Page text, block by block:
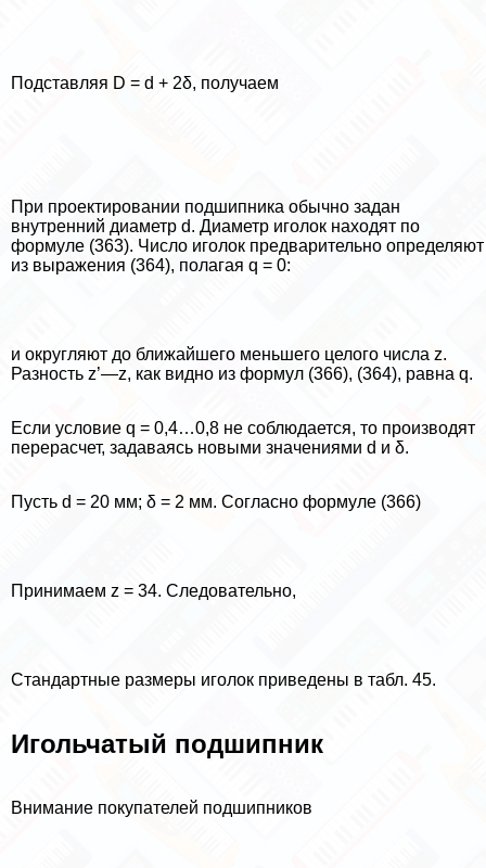
Подставляя D = d + 2δ, получаем
При проектировании подшипника обычно задан
внутренний диаметр d. Диаметр иголок находят по
формуле (363). Число иголок предварительно определяют
из выражения (364), полагая q = 0:
и округляют до ближайшего меньшего целого числа z.
Разность z’—z, как видно из формул (366), (364), равна q.
Если условие q = 0,4…0,8 не соблюдается, то производят
перерасчет, задаваясь новыми значениями d и δ.
Пусть d = 20 мм; δ = 2 мм. Согласно формуле (366)
Принимаем z = 34. Следовательно,
Стандартные размеры иголок приведены в табл. 45.
Игольчатый подшипник
Внимание покупателей подшипников